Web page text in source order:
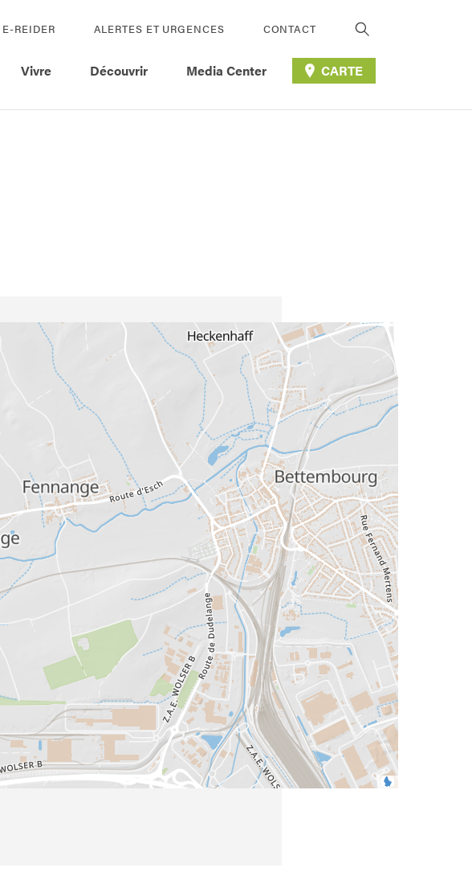
E-REIDER ALERTES ET URGENCES CONTACT
Vivre Découvrir Media Center CARTE